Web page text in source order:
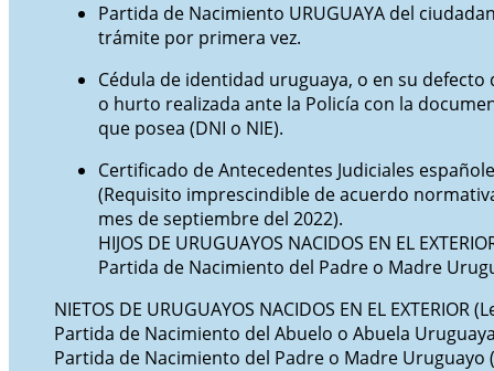
Partida de Nacimiento URUGUAYA del
trámite por primera vez.
Cédula de identidad uruguaya, o en su
o hurto realizada ante la Policía con la
que posea (DNI o NIE).
Certificado de Antecedentes Judiciales
(Requisito imprescindible de acuerdo
mes de septiembre del 2022).
HIJOS DE URUGUAYOS NACIDOS EN EL
Partida de Nacimiento del Padre o Madre
NIETOS DE URUGUAYOS NACIDOS EN EL EXTERIOR
Partida de Nacimiento del Abuelo o Abuela
Partida de Nacimiento del Padre o Madre Uruguayo